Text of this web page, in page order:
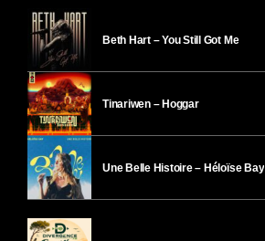
Beth Hart – You Still Got Me
Tinariwen – Hoggar
Une Belle Histoire – Héloïse Bay